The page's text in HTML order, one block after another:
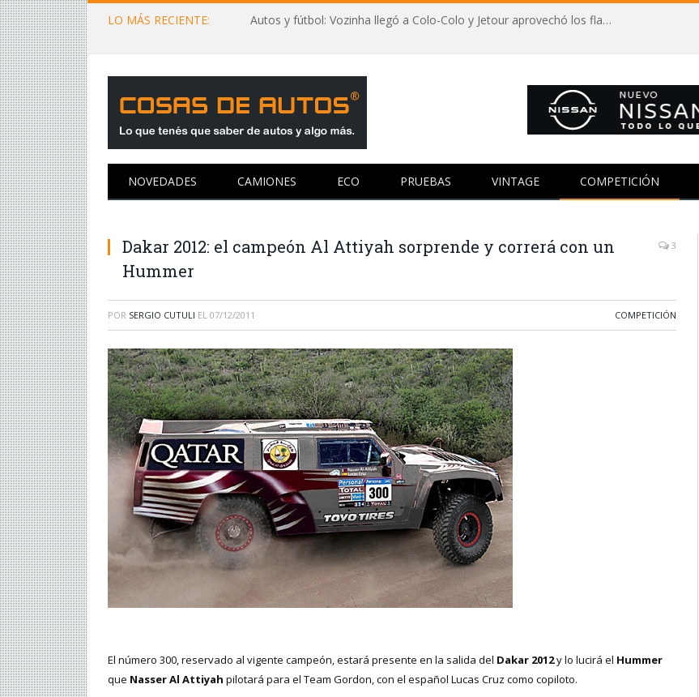
LO MÁS RECIENTE: Autos y fútbol: Vozinha llegó a Colo-Colo y Jetour aprovechó los flashes
NOVEDADES CAMIONES ECO PRUEBAS VINTAGE COMPETICIÓN
Dakar 2012: el campeón Al Attiyah sorprende y correrá con un
Hummer
3
POR SERGIO CUTULI EL 07/12/2011 COMPETICIÓN
El número 300, reservado al vigente campeón, estará presente en la salida del Dakar 2012y lo lucirá el Hummer
que Nasser Al Attiyah pilotará para el Team Gordon, con el español Lucas Cruz como copiloto.